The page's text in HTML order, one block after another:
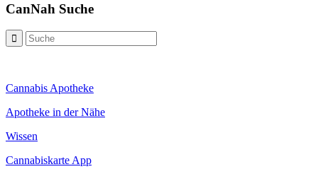
CanNah Suche
Cannabis Apotheke
Apotheke in der Nähe
Wissen
Cannabiskarte App